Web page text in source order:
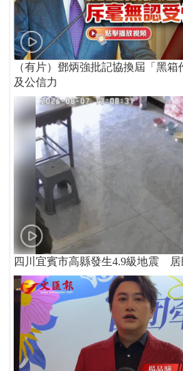
（有片）鄧炳強批記協換屆「黑
及公信力
四川宜賓市高縣發生4.9級地震